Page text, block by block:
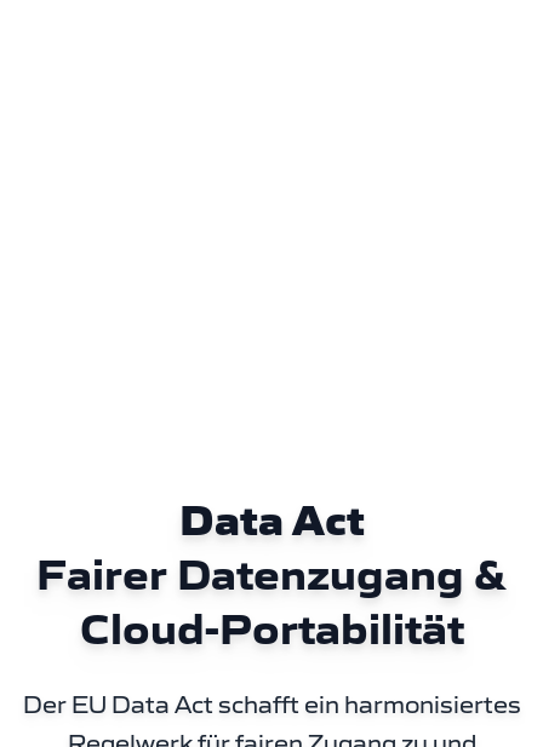
Data Act
Fairer Datenzugang &
Cloud-Portabilität
Der EU Data Act schafft ein harmonisiertes